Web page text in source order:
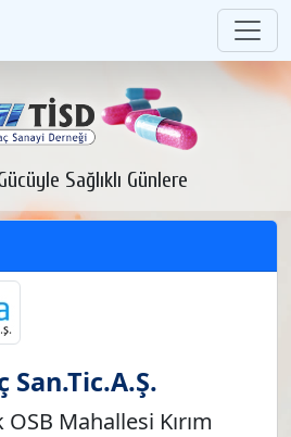
Sağlıklı Günlere
Mahallesi Kırım